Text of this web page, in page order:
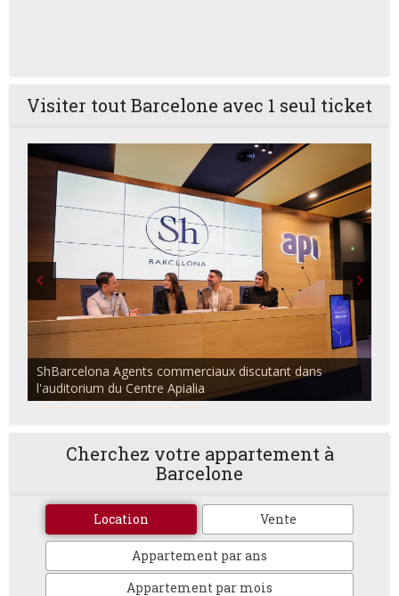
Visiter tout Barcelone avec 1 seul ticket
ShBarcelona Agents commerciaux discutant dans
l'auditorium du Centre Apialia
Cherchez votre appartement à
Barcelone
Location Vente
Appartement par ans
Appartement par mois